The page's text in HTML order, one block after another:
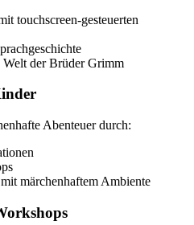
touchscreen-gesteuerten
der Brüder Grimm
Abenteuer durch:
märchenhaftem Ambiente